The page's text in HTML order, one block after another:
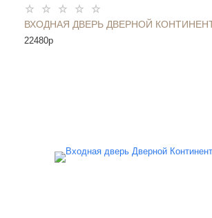
ВХОДНАЯ ДВЕРЬ ДВЕРНОЙ
22480p